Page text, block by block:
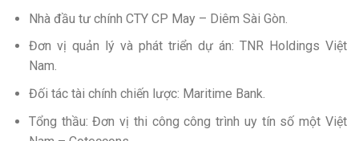
Nhà đầu tư chính CTY CP May – Diêm Sài Gòn.
Đơn vị quản lý và phát triển dự án: TNR Holdings Việt
Nam.
Đối tác tài chính chiến lược: Maritime Bank.
Tổng thầu: Đơn vị thi công công trình uy tín số một Việt